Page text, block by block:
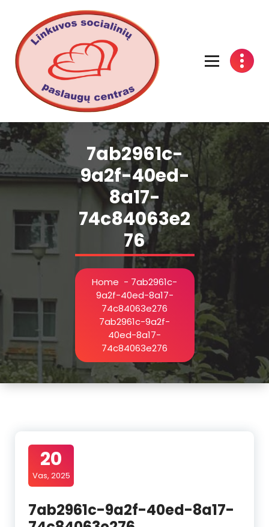
7ab2961c-
9a2f-40ed-
8a17-
74c84063e2
76
Home - 7ab2961c-
9a2f-40ed-8a17-
74c84063e276
7ab2961c-9a2f-
40ed-8a17-
74c84063e276
20
Vas, 2025
7ab2961c-9a2f-40ed-8a17-